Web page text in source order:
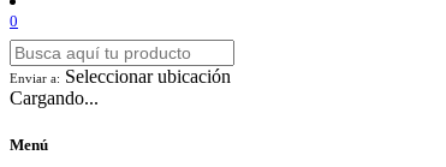
0
Enviar a: Seleccionar ubicación
Cargando...
Menú